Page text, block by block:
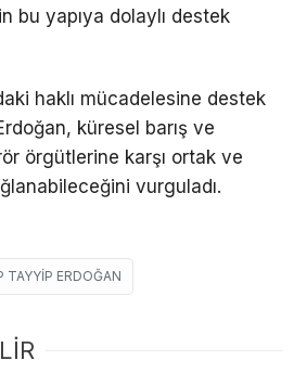
bu yapıya dolaylı destek
haklı mücadelesine destek
küresel barış ve
örgütlerine karşı ortak ve
vurguladı.
TAYYIP ERDOĞAN